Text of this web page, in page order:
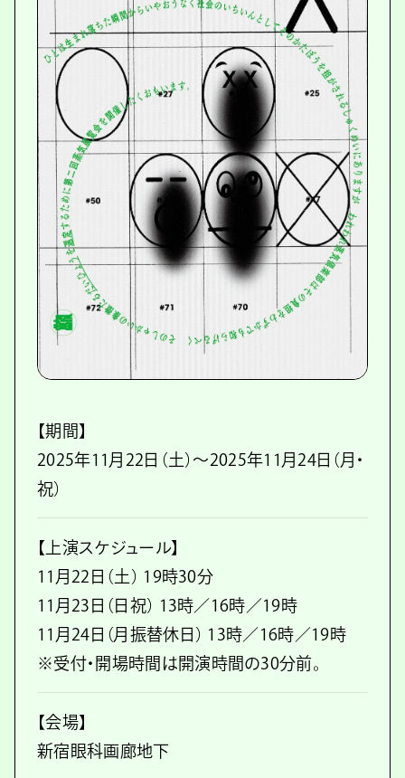
【期間】
2025年11月22日（土）～2025年11月24日（月・
祝）
【上演スケジュール】
11月22日（土） 19時30分
11月23日（日祝） 13時／16時／19時
11月24日（月振替休日） 13時／16時／19時
※受付・開場時間は開演時間の30分前。
【会場】
新宿眼科画廊地下